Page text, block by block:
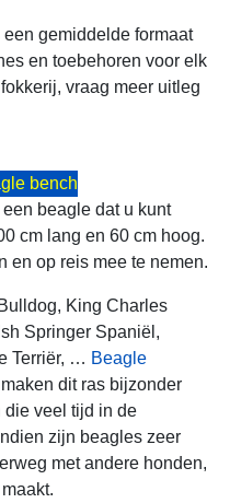
een gemiddelde formaat
en toebehoren voor elk
vraag meer uitleg
bench
beagle dat u kunt
cm lang en 60 cm hoog.
en op reis mee te nemen.
King Charles
Springer Spaniël,
Terriër, … Beagle
maken dit ras bijzonder
die veel tijd in de
zijn beagles zeer
met andere honden,